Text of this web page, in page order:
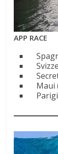
APP RACE
Maui
Parigi